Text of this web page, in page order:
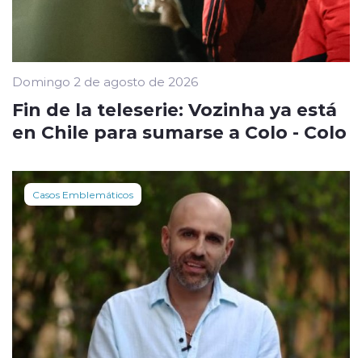
Domingo 2 de agosto de 2026
Fin de la teleserie: Vozinha ya está
en Chile para sumarse a Colo - Colo
Casos Emblemáticos